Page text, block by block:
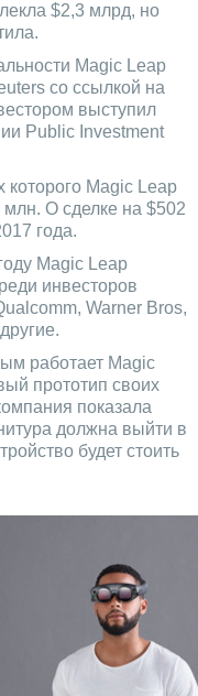
$2,3 млрд, но
Magic Leap
со ссылкой на
выступил
Public Investment
которого Magic Leap
О сделке на $502
года.
Magic Leap
инвесторов
Warner Bros,
работает Magic
прототип своих
показала
должна выйти в
будет стоить